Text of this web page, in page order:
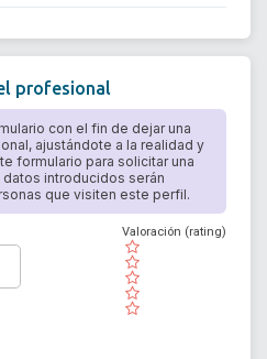
profesional
con el fin de dejar una
ajustándote a la realidad y
formulario para solicitar una
introducidos serán
que visiten este perfil.
( )
( )
( )
( )
( )
Valoración (rating)